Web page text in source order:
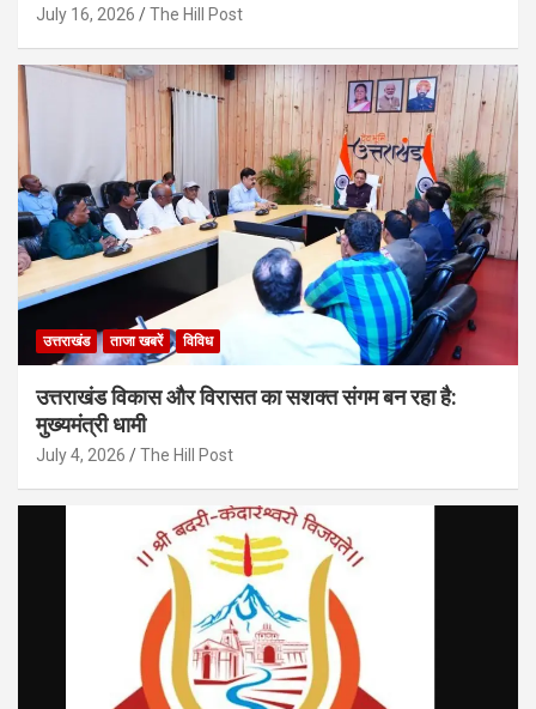
July 16, 2026 The Hill Post
उत्तराखंड ताजा खबरें विविध
उत्तराखंड विकास और विरासत का सशक्त संगम बन रहा है:
मुख्यमंत्री धामी
July 4, 2026 The Hill Post